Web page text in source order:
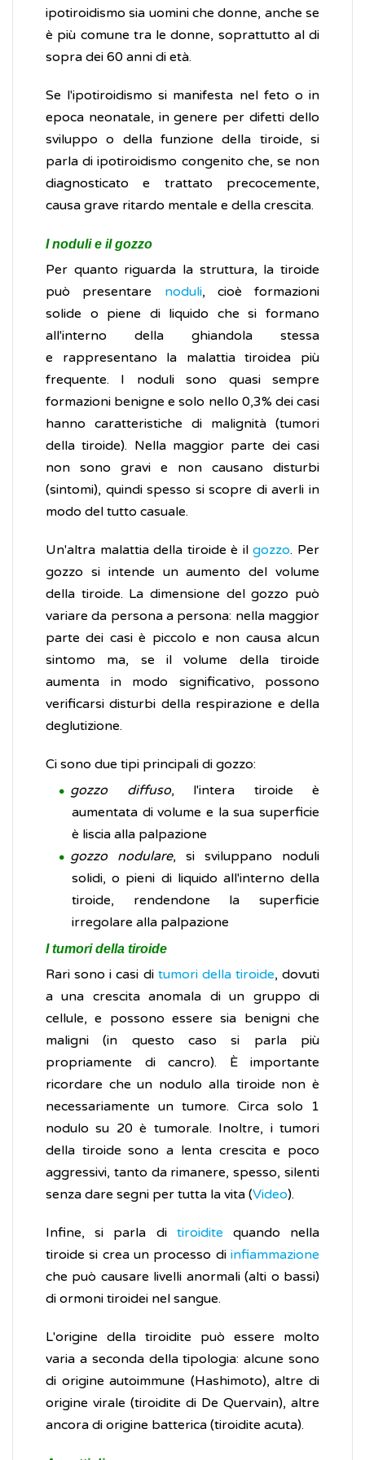
ipotiroidismo sia uomini che donne, anche se
è più comune tra le donne, soprattutto al di
sopra dei 60 anni di età.
Se l'ipotiroidismo si manifesta nel feto o in
epoca neonatale, in genere per difetti dello
sviluppo o della funzione della tiroide, si
parla di ipotiroidismo congenito che, se non
diagnosticato e trattato precocemente,
causa grave ritardo mentale e della crescita.
I noduli e il gozzo
Per quanto riguarda la struttura, la tiroide
può presentare noduli, cioè formazioni
solide o piene di liquido che si formano
all'interno della ghiandola stessa
e rappresentano la malattia tiroidea più
frequente. I noduli sono quasi sempre
formazioni benigne e solo nello 0,3% dei casi
hanno caratteristiche di malignità (tumori
della tiroide). Nella maggior parte dei casi
non sono gravi e non causano disturbi
(sintomi), quindi spesso si scopre di averli in
modo del tutto casuale.
Un'altra malattia della tiroide è ilgozzo. Per
gozzo si intende un aumento del volume
della tiroide. La dimensione del gozzo può
variare da persona a persona: nella maggior
parte dei casi è piccolo e non causa alcun
sintomo ma, se il volume della tiroide
aumenta in modo significativo, possono
verificarsi disturbi della respirazione e della
deglutizione.
Ci sono due tipi principali di gozzo:
gozzo diffuso, l'intera tiroide è
aumentata di volume e la sua superficie
è liscia alla palpazione
gozzo nodulare, si sviluppano noduli
solidi, o pieni di liquido all'interno della
tiroide, rendendone la superficie
irregolare alla palpazione
I tumori della tiroide
Rari sono i casi di tumori della tiroide, dovuti
a una crescita anomala di un gruppo di
cellule, e possono essere sia benigni che
maligni (in questo caso si parla più
propriamente di cancro). È importante
ricordare che un nodulo alla tiroide non è
necessariamente un tumore. Circa solo 1
nodulo su 20 è tumorale. Inoltre, i tumori
della tiroide sono a lenta crescita e poco
aggressivi, tanto da rimanere, spesso, silenti
senza dare segni per tutta la vita (Video).
Infine, si parla di tiroidite quando nella
tiroide si crea un processo di infiammazione
che può causare livelli anormali (alti o bassi)
di ormoni tiroidei nel sangue.
L'origine della tiroidite può essere molto
varia a seconda della tipologia: alcune sono
di origine autoimmune (Hashimoto), altre di
origine virale (tiroidite di De Quervain), altre
ancora di origine batterica (tiroidite acuta).